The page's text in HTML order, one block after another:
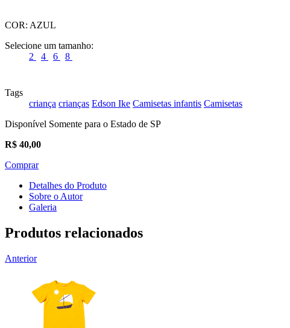
COR: AZUL
Selecione um tamanho:
2
4 6 8
Tags
criança crianças Edson Ike Camisetas infantis Camisetas
Disponível Somente para o Estado de SP
R$ 40,00
Comprar
Detalhes do Produto
Sobre o Autor
Galeria
Produtos relacionados
Anterior